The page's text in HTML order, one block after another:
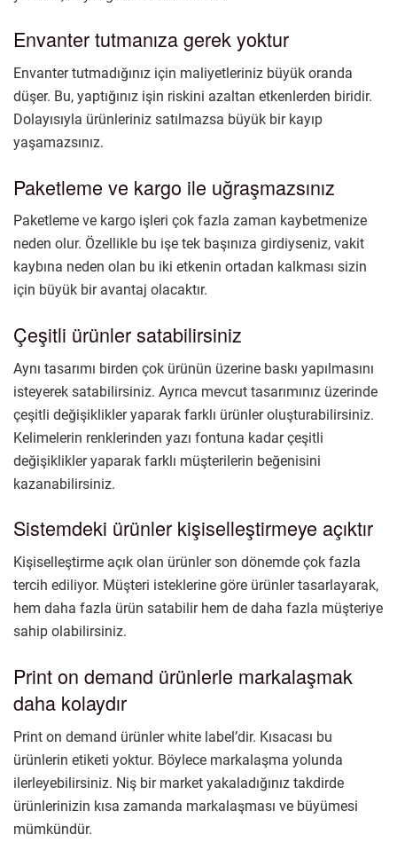
Envanter tutmanıza gerek yoktur
Envanter tutmadığınız için maliyetleriniz büyük oranda
düşer. Bu, yaptığınız işin riskini azaltan etkenlerden biridir.
Dolayısıyla ürünleriniz satılmazsa büyük bir kayıp
yaşamazsınız.
Paketleme ve kargo ile uğraşmazsınız
Paketleme ve kargo işleri çok fazla zaman kaybetmenize
neden olur. Özellikle bu işe tek başınıza girdiyseniz, vakit
kaybına neden olan bu iki etkenin ortadan kalkması sizin
için büyük bir avantaj olacaktır.
Çeşitli ürünler satabilirsiniz
Aynı tasarımı birden çok ürünün üzerine baskı yapılmasını
isteyerek satabilirsiniz. Ayrıca mevcut tasarımınız üzerinde
çeşitli değişiklikler yaparak farklı ürünler oluşturabilirsiniz.
Kelimelerin renklerinden yazı fontuna kadar çeşitli
değişiklikler yaparak farklı müşterilerin beğenisini
kazanabilirsiniz.
Sistemdeki ürünler kişiselleştirmeye açıktır
Kişiselleştirme açık olan ürünler son dönemde çok fazla
tercih ediliyor. Müşteri isteklerine göre ürünler tasarlayarak,
hem daha fazla ürün satabilir hem de daha fazla müşteriye
sahip olabilirsiniz.
Print on demand ürünlerle markalaşmak
daha kolaydır
Print on demand ürünler white label’dir. Kısacası bu
ürünlerin etiketi yoktur. Böylece markalaşma yolunda
ilerleyebilirsiniz. Niş bir market yakaladığınız takdirde
ürünlerinizin kısa zamanda markalaşması ve büyümesi
mümkündür.